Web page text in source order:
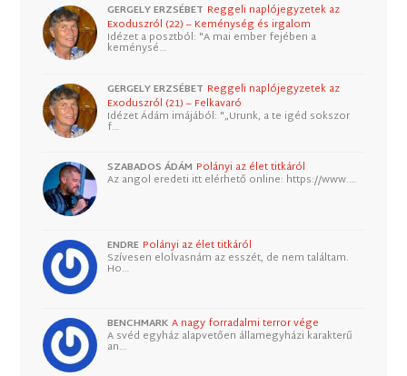
GERGELY ERZSÉBET Reggeli naplójegyzetek az
Exoduszról (22) – Keménység és irgalom
Idézet a posztból: "A mai ember fejében a
keménysé…
GERGELY ERZSÉBET Reggeli naplójegyzetek az
Exoduszról (21) – Felkavaró
Idézet Ádám imájából: "„Urunk, a te igéd sokszor
f…
SZABADOS ÁDÁM Polányi az élet titkáról
Az angol eredeti itt elérhető online: https://www.…
ENDRE Polányi az élet titkáról
Szívesen elolvasnám az esszét, de nem találtam.
Ho…
BENCHMARK A nagy forradalmi terror vége
A svéd egyház alapvetően államegyházi karakterű
an…